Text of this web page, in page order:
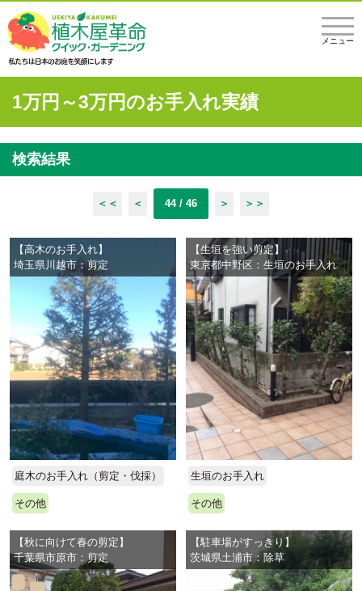
メニュー
1万円～3万円のお手入れ実績
検索結果
＜＜ ＜ 44 / 46 ＞ ＞＞
【高木のお手入れ】
埼玉県川越市：剪定
庭木のお手入れ（剪定・伐採）
その他
【生垣を強い剪定】
東京都中野区：生垣のお手入れ
生垣のお手入れ
その他
【秋に向けて春の剪定】
千葉県市原市：剪定
【駐車場がすっきり】
茨城県土浦市：除草